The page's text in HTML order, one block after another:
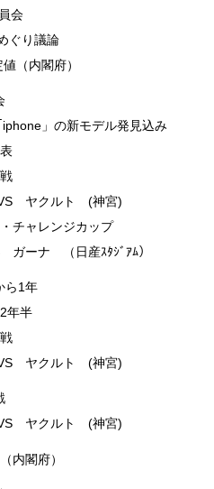
会
議論
内閣府）
新モデル発見込み
ト (神宮)
レンジカップ
日産ｽﾀｼﾞｱﾑ）
ら1年
半
ト (神宮)
ト (神宮)
内閣府）